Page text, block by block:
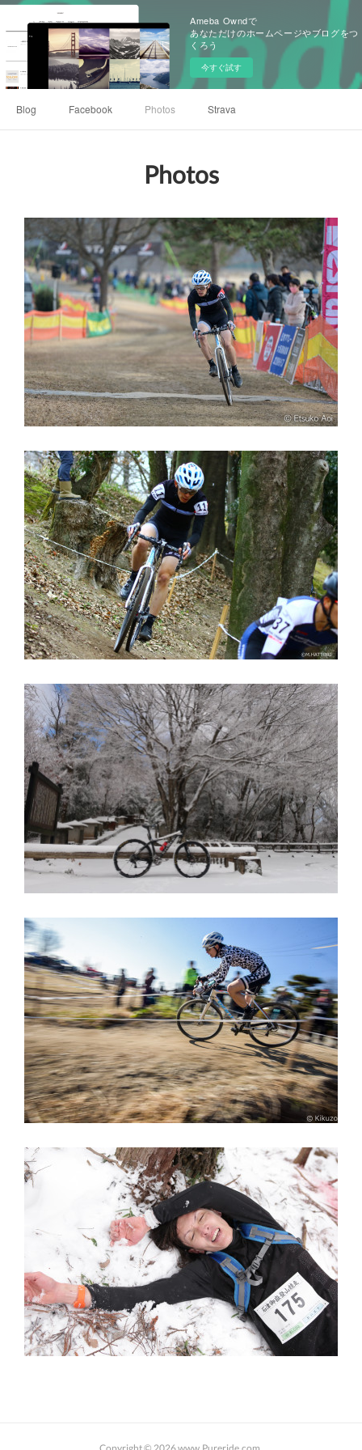
Ameba Owndで
あなただけのホームページやブログをつ
くろう
今すぐ試す
Blog Facebook Photos Strava
Photos